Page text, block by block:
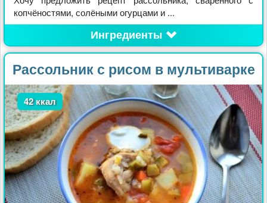
копчёностями, солёными огурцами и ...
Ингредиенты
Рассольник с рисом в мультиварке
42 ккал